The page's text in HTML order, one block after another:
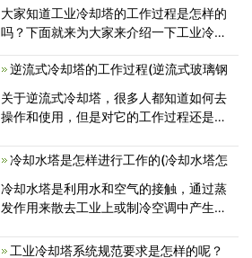
大家知道工业冷却塔的工作过程是怎样的
吗？下面就来为大家来介绍一下工业冷却
逆流式冷却塔的工作过程(逆流式玻璃钢
关于逆流式冷却塔，很多人都知道如何去
操作和使用，但是对它的工作过程还是不
冷却水塔是怎样进行工作的(冷却水塔怎
冷却水塔是利用水和空气的接触，通过蒸
发作用来散去工业上或制冷空调中产生的
工业冷却塔系统规范要求是怎样的呢？